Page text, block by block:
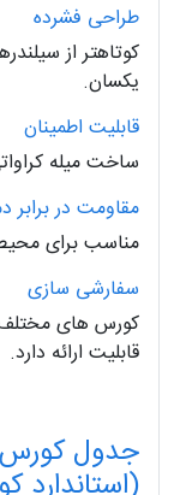
طراحی فشرده
یکسان.
قابلیت اطمینان
ساخت میله
مقاومت در برابر
مناسب برای
سفارشی سازی
کورس های
قابلیت ارائه دارد.
جدول
(استاندارد